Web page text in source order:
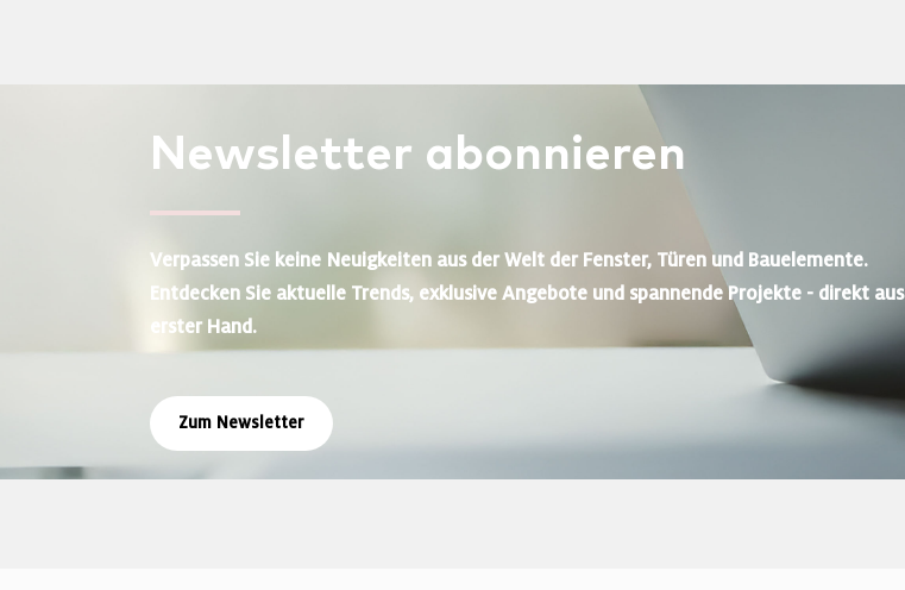
Newsletter abonnieren
Verpassen Sie keine Neuigkeiten aus der Welt der Fenster, Türen und Bauelemente.
Entdecken Sie aktuelle Trends, exklusive Angebote und spannende Projekte - direkt aus
erster Hand.
Zum Newsletter